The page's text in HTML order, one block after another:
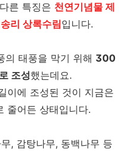
른 특징은 천연기념물 제
리 상록수림입니다.
의 태풍을 막기 위해 300
조성했는데요.
이에 조성된 것이 지금은
줄어든 상태입니다.
, 감탕나무, 동백나무 등